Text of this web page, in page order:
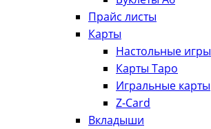
Прайс листы
Карты
Настольные игры
Карты Таро
Игральные карты
Z-Card
Вкладыши